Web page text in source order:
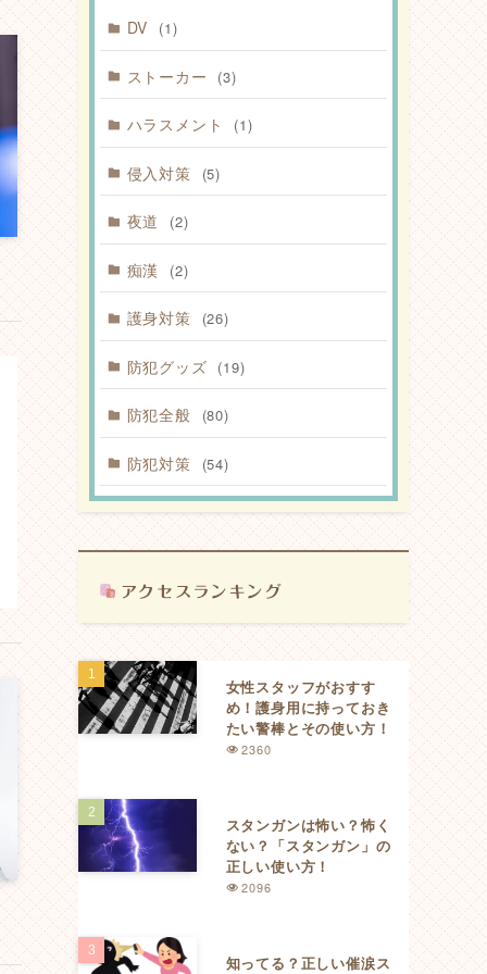
DV (1)
ストーカー (3)
ハラスメント (1)
侵入対策 (5)
夜道 (2)
痴漢 (2)
護身対策 (26)
防犯グッズ (19)
防犯全般 (80)
防犯対策 (54)
女性スタッフがおすす
め！護身用に持っておき
たい警棒とその使い方！
2360
スタンガンは怖い？怖く
ない？「スタンガン」の
正しい使い方！
2096
知ってる？正しい催涙ス